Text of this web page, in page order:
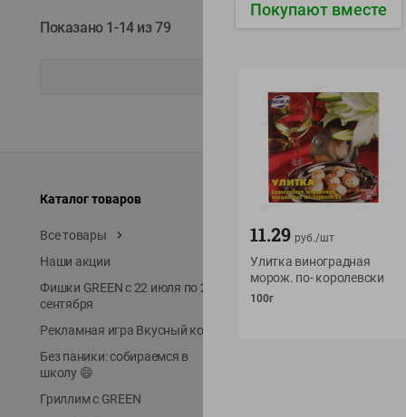
Показано 1-14 из 79
Каталог товаров
Все товары
Наши акции
Фишки GREEN с 22 июля по 22
сентября
Рекламная игра Вкусный код
Без паники: собираемся в
школу 😄
Гриллим с GREEN
Специально для вас
Акции
Местное известное
ЭКОлиния
Покупают вместе
11.29 руб./шт
Улитка виноградная
морож. по- королевски
100г